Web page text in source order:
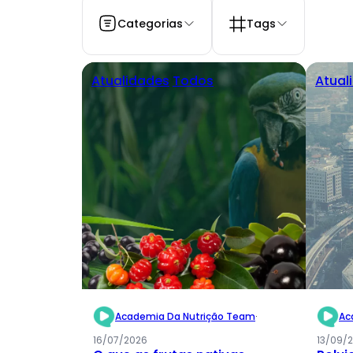
Categorias Tags
Atualidades Todos
Academia Da Nutrição Team·
16/07/2026
13/09/